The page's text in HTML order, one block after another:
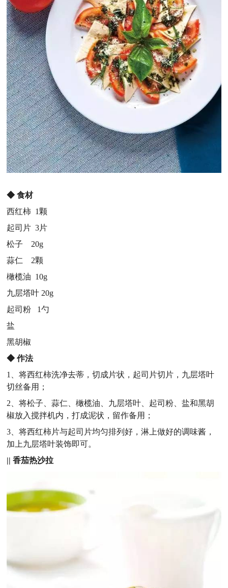
◆食材
西红柿 1颗
起司片 3片
松子 20g
蒜仁 2颗
橄榄油 10g
九层塔叶 20g
起司粉 1勺
盐
黑胡椒
◆作法
1、将西红柿洗净去蒂，切成片状，起司片切片，九层塔叶
切丝备用；
2、将松子、蒜仁、橄榄油、九层塔叶、起司粉、盐和黑胡
椒放入搅拌机内，打成泥状，留作备用；
3、将西红柿片与起司片均匀排列好，淋上做好的调味酱，
加上九层塔叶装饰即可。
||香茄热沙拉